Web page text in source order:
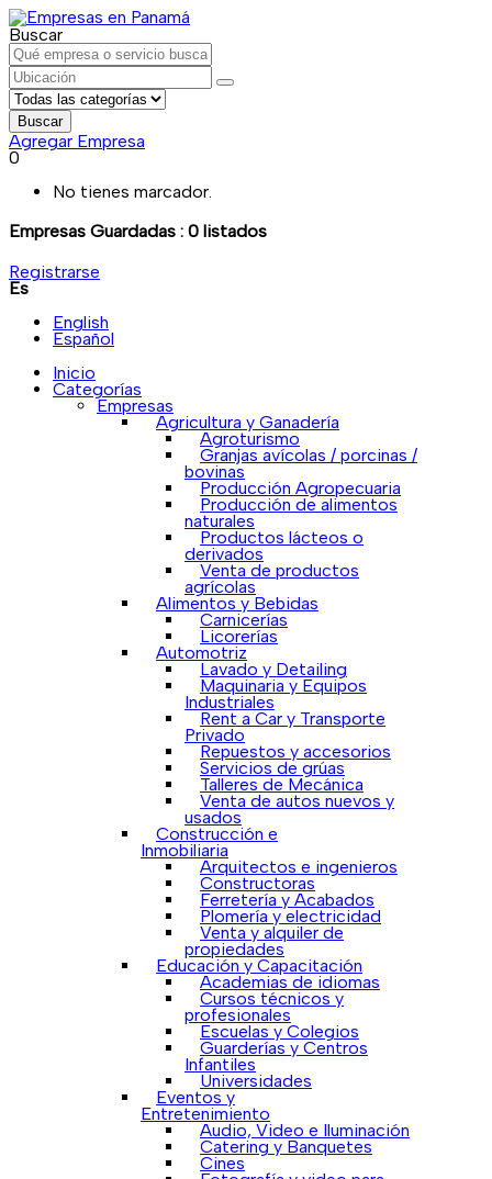
Buscar
Buscar
Agregar Empresa
0
No tienes marcador.
Empresas Guardadas : 0 listados
Registrarse
Es
English
Español
Inicio
Categorías
Empresas
Agricultura y Ganadería
Agroturismo
Granjas avícolas / porcinas /
bovinas
Producción Agropecuaria
Producción de alimentos
naturales
Productos lácteos o
derivados
Venta de productos
agrícolas
Alimentos y Bebidas
Carnicerías
Licorerías
Automotriz
Lavado y Detailing
Maquinaria y Equipos
Industriales
Rent a Car y Transporte
Privado
Repuestos y accesorios
Servicios de grúas
Talleres de Mecánica
Venta de autos nuevos y
usados
Construcción e
Inmobiliaria
Arquitectos e ingenieros
Constructoras
Ferretería y Acabados
Plomería y electricidad
Venta y alquiler de
propiedades
Educación y Capacitación
Academias de idiomas
Cursos técnicos y
profesionales
Escuelas y Colegios
Guarderías y Centros
Infantiles
Universidades
Eventos y
Entretenimiento
Audio, Video e Iluminación
Catering y Banquetes
Cines